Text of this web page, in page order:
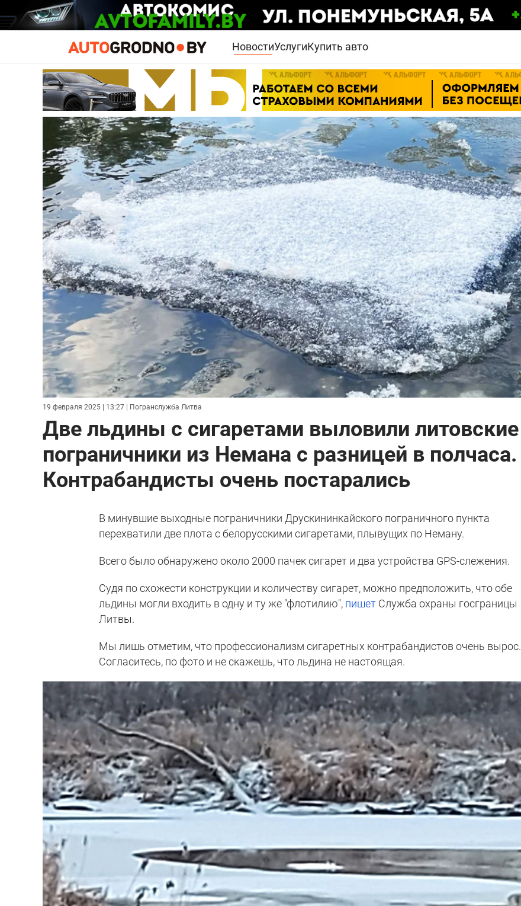
НовостиУслугиКупить авто
19 февраля 2025 | 13:27 | Погранслужба Литва
Две льдины с сигаретами выловили литовские
пограничники из Немана с разницей в полчаса.
Контрабандисты очень постарались
В минувшие выходные пограничники Друскининкайского пограничного пункта
перехватили две плота с белорусскими сигаретами, плывущих по Неману.
Всего было обнаружено около 2000 пачек сигарет и два устройства GPS-слежения.
Судя по схожести конструкции и количеству сигарет, можно предположить, что обе
льдины могли входить в одну и ту же "флотилию", пишет Служба охраны госграницы
Литвы.
Мы лишь отметим, что профессионализм сигаретных контрабандистов очень вырос.
Согласитесь, по фото и не скажешь, что льдина не настоящая.